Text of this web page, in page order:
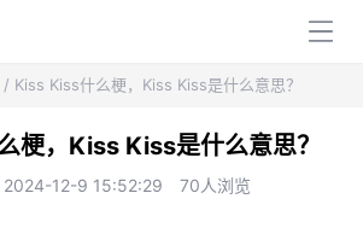
/ Kiss Kiss什么梗，Kiss Kiss是什么意思？
梗，Kiss Kiss是什么意思？
2024-12-9 15:52:29 70人浏览